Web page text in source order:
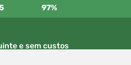
97%
e sem custos
superiores a 80 EUR